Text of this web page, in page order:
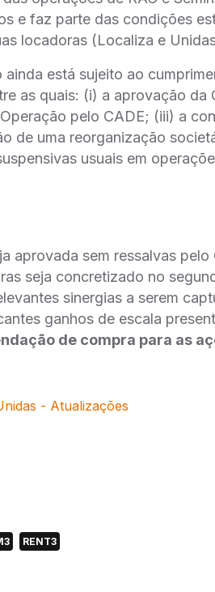
e faz parte das condições
locadoras (Localiza e
está sujeito ao
as quais: (i) a aprovação da
pelo CADE; (iii) a
de uma reorganização
usuais em
aprovada sem ressalvas
seja concretizado no
sinergias a serem
ganhos de escala
de compra para as
- Atualizações
RENT3